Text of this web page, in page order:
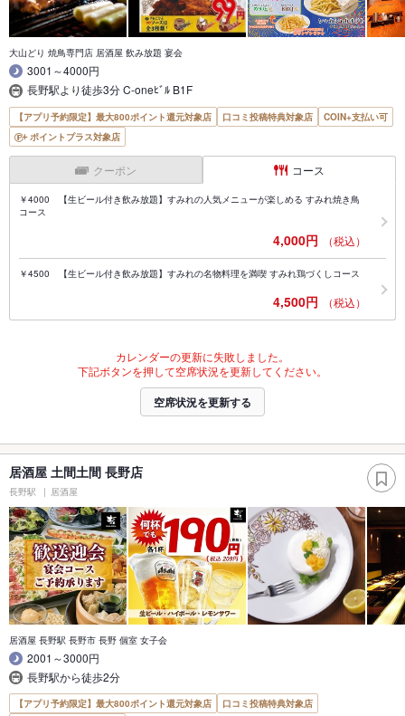
大山どり 焼鳥専門店 居酒屋 飲み放題 宴会
3001～4000円
長野駅より徒歩3分 C-oneﾋﾞﾙ B1F
【アプリ予約限定】最大800ポイント還元対象店 口コミ投稿特典対象店
COIN+支払い可
ポイントプラス対象店
クーポン コース
￥4000 【生ビール付き飲み放題】すみれの人気メニューが楽しめる すみれ焼き鳥
コース
4,000円 （税込）
￥4500 【生ビール付き飲み放題】すみれの名物料理を満喫 すみれ鶏づくしコース
4,500円 （税込）
カレンダーの更新に失敗しました。
下記ボタンを押して空席状況を更新してください。
空席状況を更新する
居酒屋 土間土間 長野店
長野駅 居酒屋
居酒屋 長野駅 長野市 長野 個室 女子会
2001～3000円
長野駅から徒歩2分
【アプリ予約限定】最大800ポイント還元対象店
口コミ投稿特典対象店